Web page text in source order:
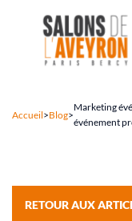
Accueil>Blog>
Marketing
événement
RETOUR AUX